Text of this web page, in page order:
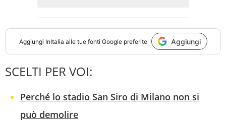
Aggiungi InItalia alle tue fonti Google preferite Aggiungi
SCELTI PER VOI:
Perché lo stadio San Siro di Milano non si
può demolire